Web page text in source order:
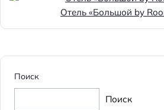
Отель «Большой by
Поиск
Поиск